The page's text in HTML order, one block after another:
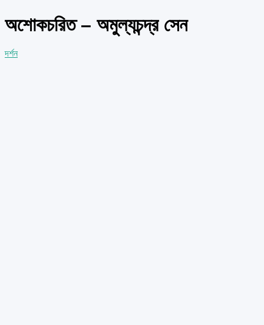
অশোকচরিত – অমুল্যচন্দ্র সেন
দর্শন